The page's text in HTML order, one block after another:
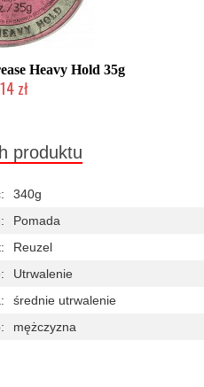
Heavy Hold 35g
zł
produktu
340g
Pomada
Reuzel
Utrwalenie
średnie utrwalenie
mężczyzna